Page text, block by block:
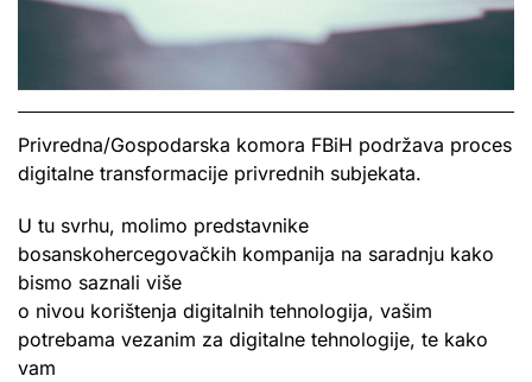
Privredna/Gospodarska komora FBiH podržava proces
digitalne transformacije privrednih subjekata.
U tu svrhu, molimo predstavnike
bosanskohercegovačkih kompanija na saradnju kako
bismo saznali više
o nivou korištenja digitalnih tehnologija, vašim
potrebama vezanim za digitalne tehnologije, te kako
vam